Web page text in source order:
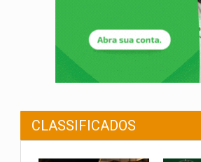
CLASSIFICADOS